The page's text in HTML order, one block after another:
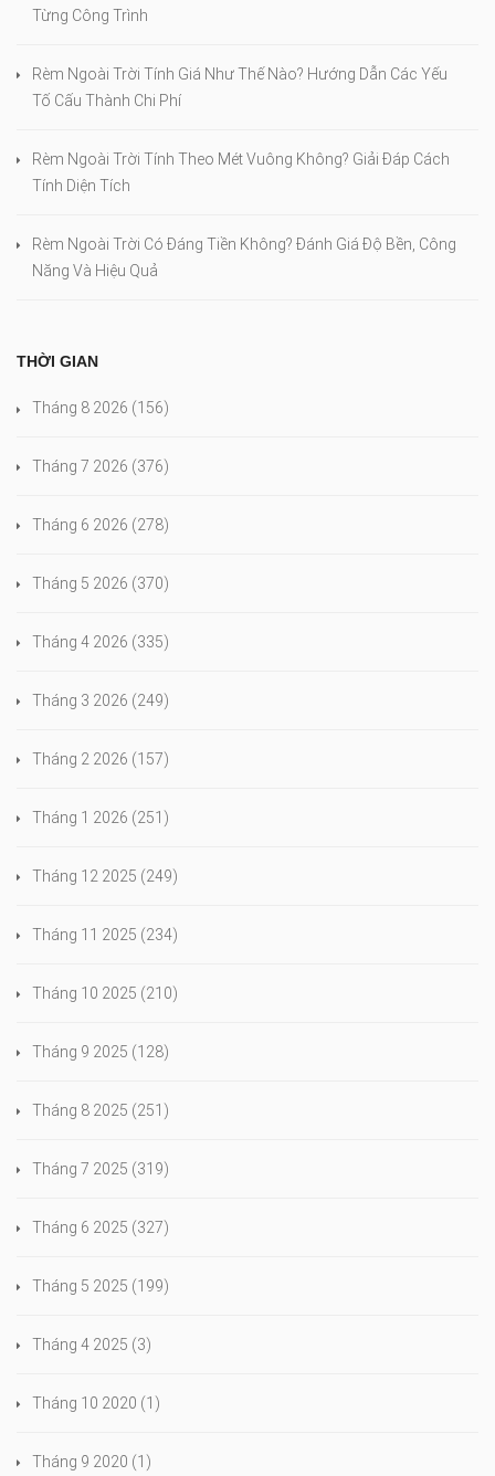
Từng Công Trình
Rèm Ngoài Trời Tính Giá Như Thế Nào? Hướng Dẫn Các Yếu
Tố Cấu Thành Chi Phí
Rèm Ngoài Trời Tính Theo Mét Vuông Không? Giải Đáp Cách
Tính Diện Tích
Rèm Ngoài Trời Có Đáng Tiền Không? Đánh Giá Độ Bền, Công
Năng Và Hiệu Quả
THỜI GIAN
Tháng 8 2026 (156)
Tháng 7 2026 (376)
Tháng 6 2026 (278)
Tháng 5 2026 (370)
Tháng 4 2026 (335)
Tháng 3 2026 (249)
Tháng 2 2026 (157)
Tháng 1 2026 (251)
Tháng 12 2025 (249)
Tháng 11 2025 (234)
Tháng 10 2025 (210)
Tháng 9 2025 (128)
Tháng 8 2025 (251)
Tháng 7 2025 (319)
Tháng 6 2025 (327)
Tháng 5 2025 (199)
Tháng 4 2025 (3)
Tháng 10 2020 (1)
Tháng 9 2020 (1)